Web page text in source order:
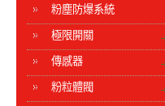
粉塵防爆系統
極限開關
傳感器
粉粒體閥